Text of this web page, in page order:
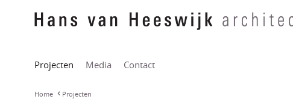
Projecten Media Contact
Home Projecten